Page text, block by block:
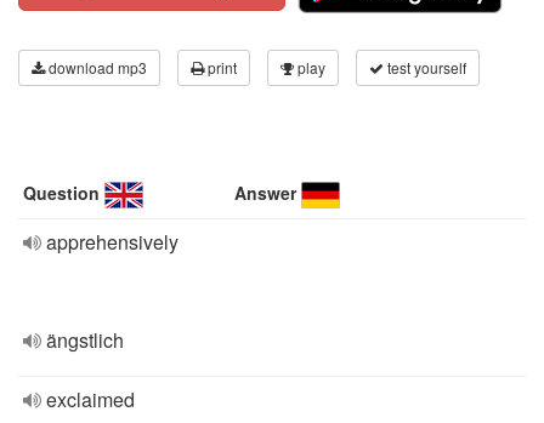
download mp3 print play test yourself
Question Answer
apprehensively
ängstlich
exclaimed